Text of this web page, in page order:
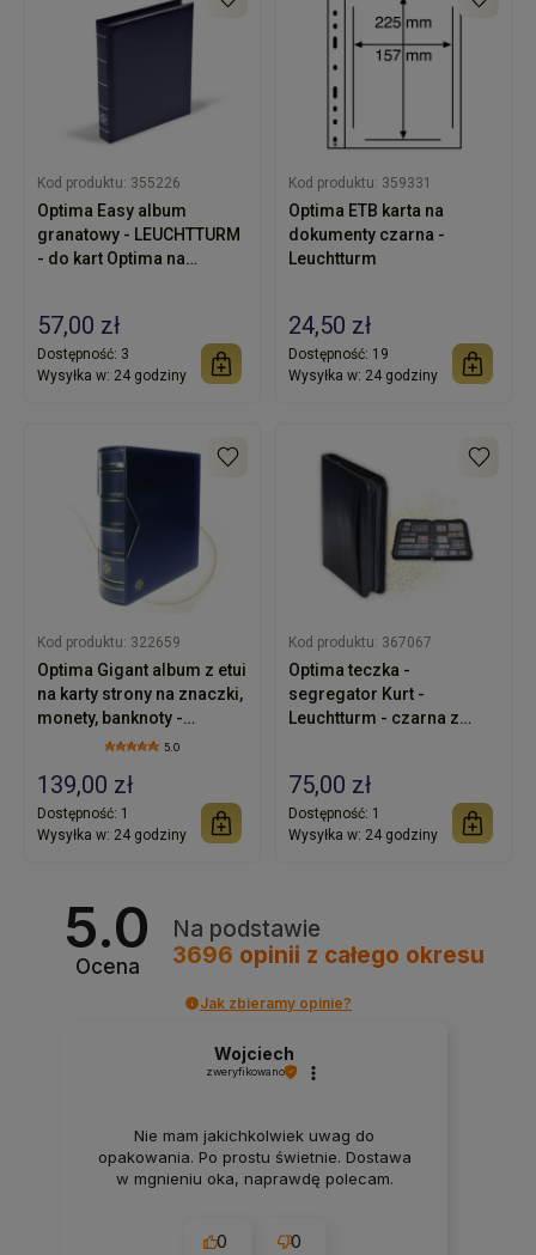
Kod produktu: 355226
Optima Easy album
granatowy - LEUCHTTURM
- do kart Optima na
57,00 zł
Dostępność: 3
Wysyłka w: 24 godziny
Kod produktu: 359331
Optima ETB karta na
dokumenty czarna -
Leuchtturm
24,50 zł
Dostępność: 19
Wysyłka w: 24 godziny
Kod produktu: 322659
Optima Gigant album z etui
na karty strony na znaczki,
monety, banknoty -
Leuchtturm - granatowy
5.0
139,00 zł
Dostępność: 1
Wysyłka w: 24 godziny
Kod produktu: 367067
Optima teczka -
segregator Kurt -
Leuchtturm - czarna z
75,00 zł
Dostępność: 1
Wysyłka w: 24 godziny
5.0
Ocena
Na podstawie
3696 opinii z całego okresu
Jak zbieramy opinie?
Wojciech
zweryfikowano
Nie mam jakichkolwiek uwag do
opakowania. Po prostu świetnie. Dostawa
w mgnieniu oka, naprawdę polecam.
0 0